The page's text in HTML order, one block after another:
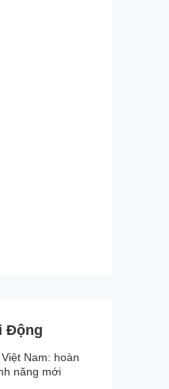
Động
Nam: hoàn
năng mới